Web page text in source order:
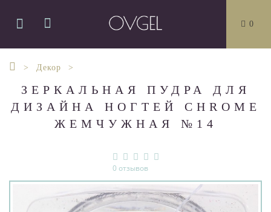
0
Декор
ЗЕРКАЛЬНАЯ ПУДРА ДЛЯ
ДИЗАЙНА НОГТЕЙ CHROME
ЖЕМЧУЖНАЯ №14
0 отзывов